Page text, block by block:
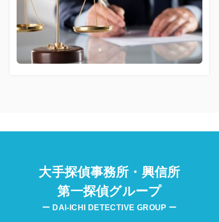
大手探偵事務所・興信所
第一探偵グループ
ー DAI-ICHI DETECTIVE GROUP ー